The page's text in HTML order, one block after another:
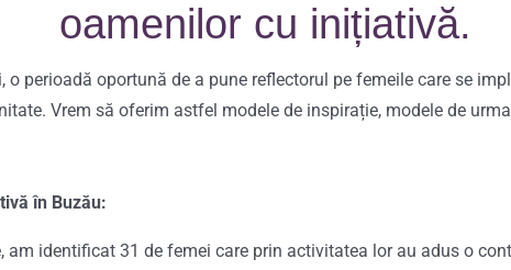
oamenilor cu inițiativă.
o perioadă oportună de a pune reflectorul pe femeile care se
Vrem să oferim astfel modele de inspirație, modele de
în Buzău:
identificat 31 de femei care prin activitatea lor au adus o